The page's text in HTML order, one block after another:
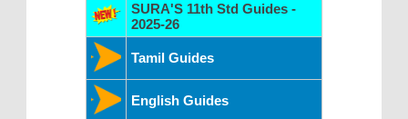
SURA'S 11th Std Guides -
2025-26
Tamil Guides
English Guides